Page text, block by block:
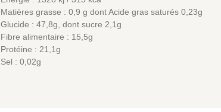
Matières grasse : 0,9 g dont Acide gras saturés 0,23g
Glucide : 47,8g, dont sucre 2,1g
Fibre alimentaire : 15,5g
Protéine : 21,1g
Sel : 0,02g